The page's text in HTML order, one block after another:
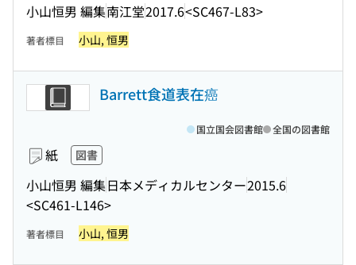
小山恒男 編集南江堂2017.6<SC467-L83>
著者標目 小山, 恒男
Barrett食道表在癌
紙 図書
小山恒男 編集日本メディカルセンター2015.6
<SC461-L146>
国立国会図書館 全国の図書館
著者標目 小山, 恒男